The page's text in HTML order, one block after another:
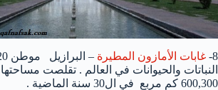
8- غابات الأمازون المطيرة
النباتات والحيوانات في العالم . تقلصت مساحتها
600,300 كم مربع في ال30 سنة الماضية .